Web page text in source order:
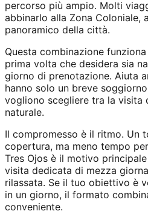
percorso più ampio. Molti
abbinarlo alla Zona Coloniale,
panoramico della città.
Questa combinazione
prima volta che desidera sia
giorno di prenotazione. Aiuta
hanno solo un breve
vogliono scegliere tra la visita
naturale.
Il compromesso è il ritmo. Un
copertura, ma meno tempo
Tres Ojos è il motivo
visita dedicata di mezza
rilassata. Se il tuo obiettivo è
in un giorno, il formato
conveniente.